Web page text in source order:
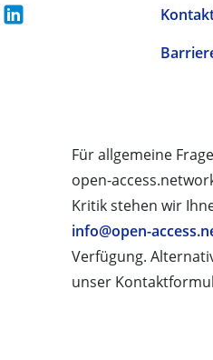
Für allgemeine
open-
Kritik stehen wir
info@open-
Verfügung.
unser